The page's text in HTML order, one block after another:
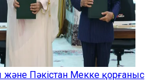
және Пәкістан Мекке қорғаныс